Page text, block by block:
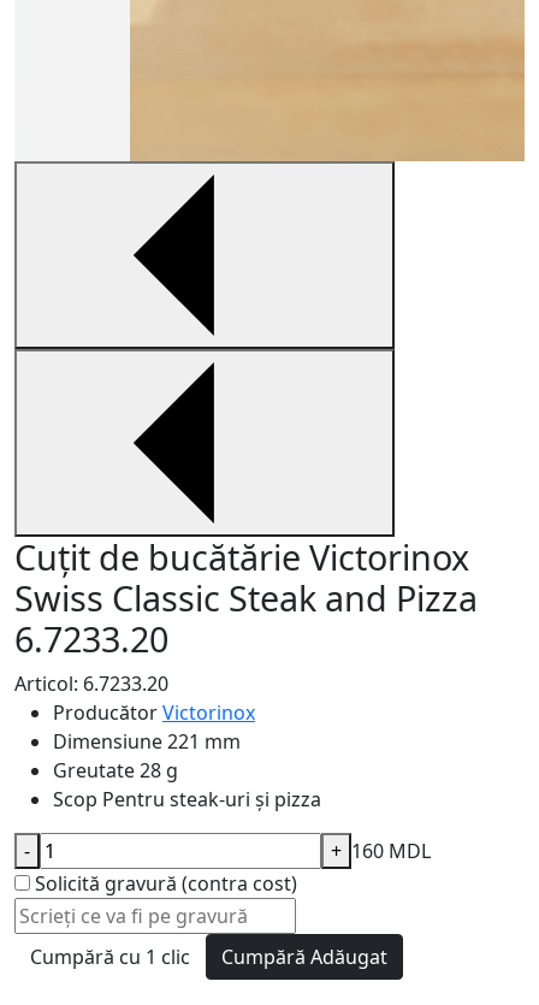
Cuțit de bucătărie Victorinox
Swiss Classic Steak and Pizza
6.7233.20
Articol: 6.7233.20
ProducătorVictorinox
Dimensiune221 mm
Greutate28 g
Scop Pentru steak-uri și pizza
160 MDL
Solicită gravură (contra cost)
- +
Cumpără cu 1 clic Cumpără Adăugat